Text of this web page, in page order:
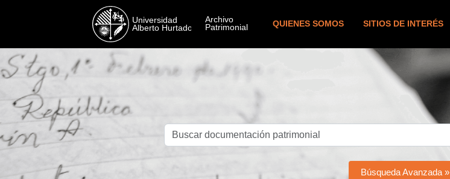
QUIENES SOMOS SITIOS DE INTERÉS
Búsqueda Avanzada »